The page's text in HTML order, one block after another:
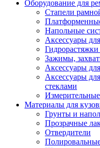
Оборудование для
Стапели
Напольные
Аксессуары
Зажимы,
Аксессуары
Аксессуары
стеклами
Материалы для
Грунты и
Прозрачные
Отвердители